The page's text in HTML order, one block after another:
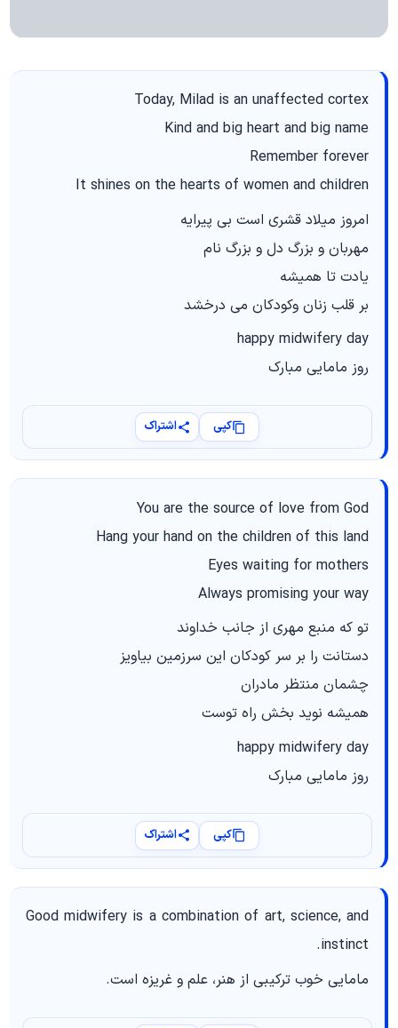
Today, Milad is an unaffected cortex
Kind and big heart and big name
Remember forever
It shines on the hearts of women and children
امروز میلاد قشری است بی پیرایه
مهربان و بزرگ دل و بزرگ نام
یادت تا همیشه
بر قلب زنان وکودکان می درخشد
happy midwifery day
روز مامایی مبارک
کپی اشتراک
You are the source of love from God
Hang your hand on the children of this land
Eyes waiting for mothers
Always promising your way
تو که منبع مهری از جانب خداوند
دستانت را بر سر کودکان این سرزمین بیاویز
چشمان منتظر مادران
همیشه نوید بخش راه توست
happy midwifery day
روز مامایی مبارک
کپی اشتراک
Good midwifery is a combination of art, science, and
instinct.
مامایی خوب ترکیبی از هنر، علم و غریزه است.